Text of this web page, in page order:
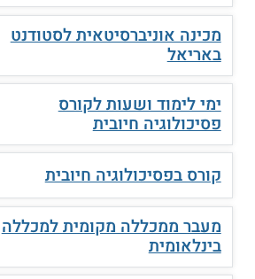
מכינה אוניברסיטאית לסטודנט
באריאל
ימי לימוד ושעות לקורס
פסיכולוגיה חיובית
קורס בפסיכולוגיה חיובית
מעבר ממכללה מקומית למכללה
בינלאומית